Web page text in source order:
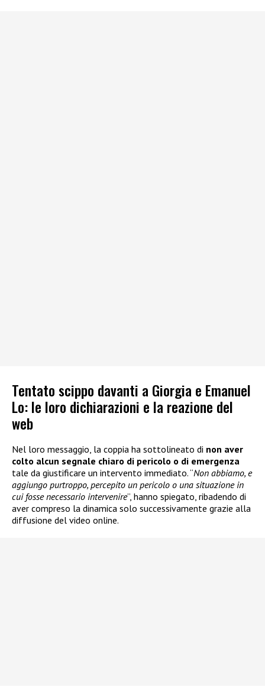
Tentato scippo davanti a Giorgia e Emanuel
Lo: le loro dichiarazioni e la reazione del
web
Nel loro messaggio, la coppia ha sottolineato di non aver
colto alcun segnale chiaro di pericolo o di emergenza
tale da giustificare un intervento immediato. “Non abbiamo, e
aggiungo purtroppo, percepito un pericolo o una situazione in
cui fosse necessario intervenire”, hanno spiegato, ribadendo di
aver compreso la dinamica solo successivamente grazie alla
diffusione del video online.